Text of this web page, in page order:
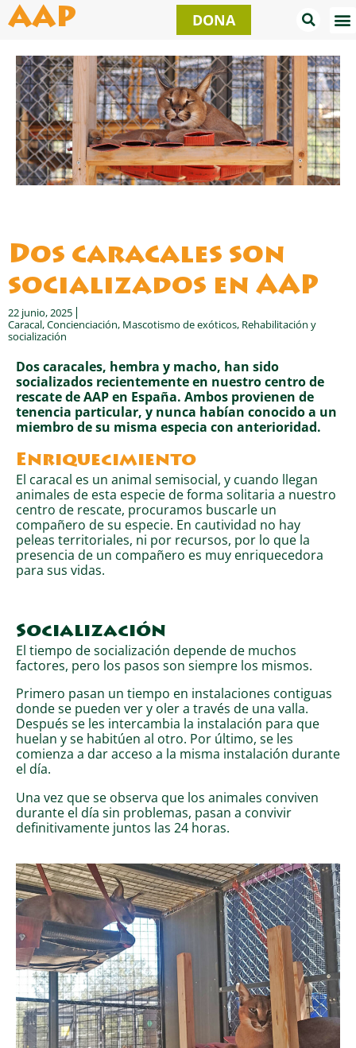
alAAP DONA
Dos caracales son
socializados en AAP
22 junio, 2025
Caracal,Concienciación, Mascotismo de exóticos, Rehabilitación y
socialización
Dos caracales, hembra y macho, han sido
socializados recientemente en nuestro centro de
rescate de AAP en España. Ambos provienen de
tenencia particular, y nunca habían conocido a un
miembro de su misma especia con anterioridad.
Enriquecimiento
El caracal es un animal semisocial, y cuando llegan
animales de esta especie de forma solitaria a nuestro
centro de rescate, procuramos buscarle un
compañero de su especie. En cautividad no hay
peleas territoriales, ni por recursos, por lo que la
presencia de un compañero es muy enriquecedora
para sus vidas.
Socialización
El tiempo de socialización depende de muchos
factores, pero los pasos son siempre los mismos.
Primero pasan un tiempo en instalaciones contiguas
donde se pueden ver y oler a través de una valla.
Después se les intercambia la instalación para que
huelan y se habitúen al otro. Por último, se les
comienza a dar acceso a la misma instalación durante
el día.
Una vez que se observa que los animales conviven
durante el día sin problemas, pasan a convivir
definitivamente juntos las 24 horas.